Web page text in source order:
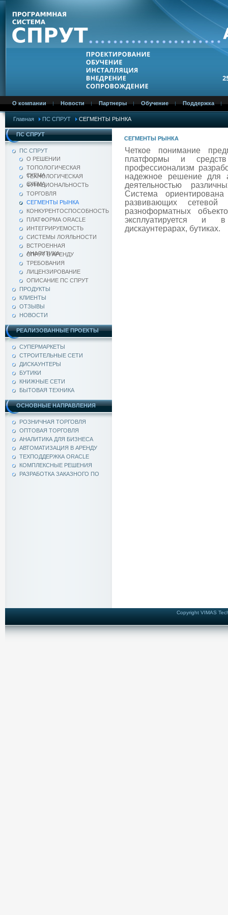
О компании Новости Партнеры Обучение Поддержка
Главная ПС СПРУТ СЕГМЕНТЫ РЫНКА
ПС СПРУТ
ПС СПРУТ
О РЕШЕНИИ
ТОПОЛОГИЧЕСКАЯ
СХЕМА
ТЕХНОЛОГИЧЕСКАЯ
СХЕМА
ФУНКЦИОНАЛЬНОСТЬ
ТОРГОВЛЯ
СЕГМЕНТЫ РЫНКА
КОНКУРЕНТОСПОСОБНОСТЬ
ПЛАТФОРМА ORACLE
ИНТЕГРИРУЕМОСТЬ
СИСТЕМЫ ЛОЯЛЬНОСТИ
ВСТРОЕННАЯ
АНАЛИТИКА
СПРУТ В АРЕНДУ
ТРЕБОВАНИЯ
ЛИЦЕНЗИРОВАНИЕ
ОПИСАНИЕ ПС СПРУТ
ПРОДУКТЫ
КЛИЕНТЫ
ОТЗЫВЫ
НОВОСТИ
РЕАЛИЗОВАННЫЕ ПРОЕКТЫ
СУПЕРМАРКЕТЫ
СТРОИТЕЛЬНЫЕ СЕТИ
ДИСКАУНТЕРЫ
БУТИКИ
КНИЖНЫЕ СЕТИ
БЫТОВАЯ ТЕХНИКА
ОСНОВНЫЕ НАПРАВЛЕНИЯ
РОЗНИЧНАЯ ТОРГОВЛЯ
ОПТОВАЯ ТОРГОВЛЯ
АНАЛИТИКА ДЛЯ БИЗНЕСА
АВТОМАТИЗАЦИЯ В АРЕНДУ
ТЕХПОДДЕРЖКА ORACLE
КОМПЛЕКСНЫЕ РЕШЕНИЯ
РАЗРАБОТКА ЗАКАЗНОГО ПО
СЕГМЕНТЫ РЫНКА
Четкое понимание
платформы и
профессионализм
надежное решение для
деятельностью
Система
развивающих
разноформатных
эксплуатируется и
дискаунтерарах, бутиках.
Copyright VIMAS